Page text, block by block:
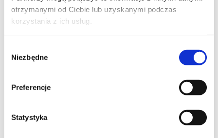
otrzymanymi od Ciebie lub uzyskanymi podczas
korzystania z ich usług.
zgody
Niezbędne
Preferencje
Statystyka
kontakt@czerwonaszpilka.pl